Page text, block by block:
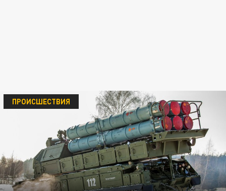
ПРОИСШЕСТВИЯ